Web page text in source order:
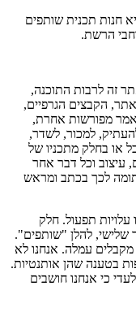
חנות תכנית שותפים
זה לרבות התוכנה,
הקבצים הגרפיים,
מפורשות אחרת,
למכור, לשדר,
או בחלק מתכניו של
עיצוב וכל דבר אחר
לכך בכתב ומראש
תפעול. חלק
שלישי, להלן "שותפים".
עמלה. אנחנו לא
בטענה שהן אותנטיות.
כי אנחנו חושבים